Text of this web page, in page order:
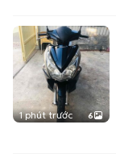
1 phút trước 6